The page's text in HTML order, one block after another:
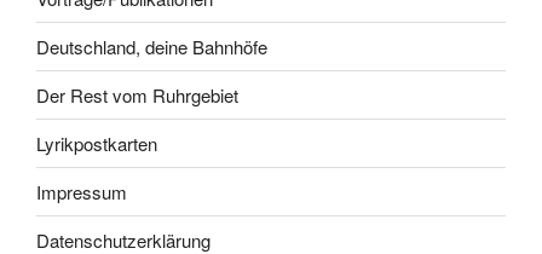
Deutschland, deine Bahnhöfe
Der Rest vom Ruhrgebiet
Lyrikpostkarten
Impressum
Datenschutzerklärung